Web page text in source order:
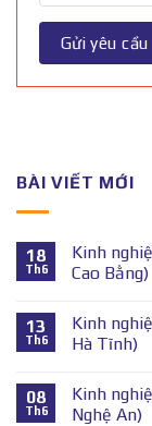
BÀI VIẾT MỚI
18
Th6
Kinh
Cao Bằng)
13
Th6
Kinh
Hà Tĩnh)
08
Th6
Kinh
Nghệ An)